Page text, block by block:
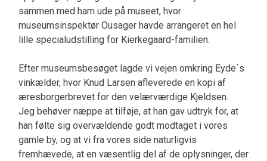
sammen med ham ude på museet, hvor
museumsinspektør Ousager havde arrangeret en hel
lille specialudstilling for Kierkegaard-familien.
Efter museumsbesøget lagde vi vejen omkring Eyde´s
vinkælder, hvor Knud Larsen afleverede en kopi af
æresborgerbrevet for den velærværdige Kjeldsen.
Jeg behøver næppe at tilføje, at han gav udtryk for, at
han følte sig overvældende godt modtaget i vores
gamle by, og at vi fra vores side naturligvis
fremhævede, at en væsentlig del af de oplysninger, der